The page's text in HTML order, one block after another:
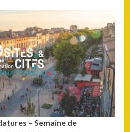
– Semaine de